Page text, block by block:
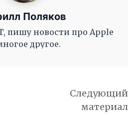
Поляков
пишу новости про Apple
другое.
Следующий
материал